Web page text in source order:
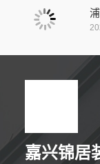
嘉兴锦居